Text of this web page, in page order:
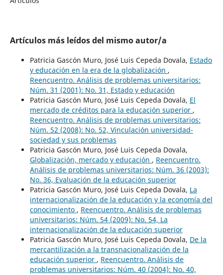
Artículos más leídos del mismo autor/a
Patricia Gascón Muro, José Luis Cepeda Dovala, Estado
y educación en la era de la globalización ,
Reencuentro. Análisis de problemas universitarios:
Núm. 31 (2001): No. 31, Estado y educación
Patricia Gascón Muro, José Luis Cepeda Dovala, El
mercado de créditos para la educación superior ,
Reencuentro. Análisis de problemas universitarios:
Núm. 52 (2008): No. 52, Vinculación universidad-
sociedad y sus problemas
Patricia Gascón Muro, José Luis Cepeda Dovala,
Globalización, mercado y educación , Reencuentro.
Análisis de problemas universitarios: Núm. 36 (2003):
No. 36, Evaluación de la educación superior
Patricia Gascón Muro, José Luis Cepeda Dovala, La
internacionalización de la educación y la economía del
conocimiento , Reencuentro. Análisis de problemas
universitarios: Núm. 54 (2009): No. 54, La
internacionalización de la educación superior
Patricia Gascón Muro, José Luis Cepeda Dovala, De la
mercantilización a la transnacionalización de la
educación superior , Reencuentro. Análisis de
problemas universitarios: Núm. 40 (2004): No. 40,